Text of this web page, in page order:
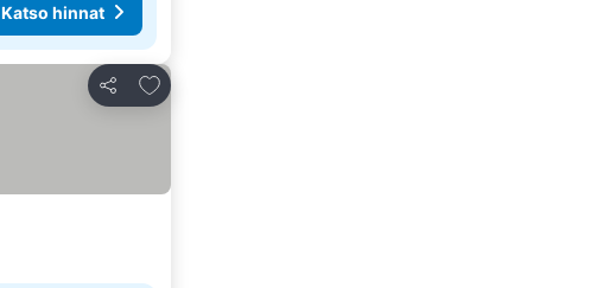
Katso hinnat
Jaa
Lisää suosikkeihin